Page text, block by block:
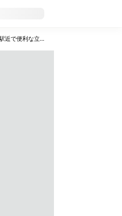
明洞や景福宮近く！駅近で便利な立地がうれしい。バルコニーつきの部屋でソウル満喫